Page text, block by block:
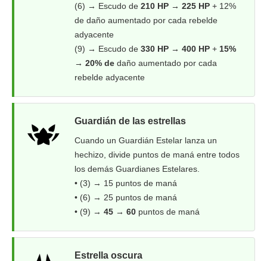
(6) → Escudo de 210 HP → 225 HP + 12%
de daño aumentado por cada rebelde
adyacente
(9) → Escudo de 330 HP → 400 HP + 15%
→ 20% de daño aumentado por cada
rebelde adyacente
Guardián de las estrellas
Cuando un Guardián Estelar lanza un
hechizo, divide puntos de maná entre todos
los demás Guardianes Estelares.
• (3) → 15 puntos de maná
• (6) → 25 puntos de maná
• (9) → 45 → 60 puntos de maná
Estrella oscura